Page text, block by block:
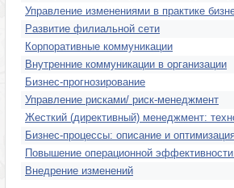
Управление изменениями в практике
Развитие филиальной сети
Корпоративные коммуникации
Внутренние коммуникации в организации
Бизнес-прогнозирование
Управление рисками/ риск-менеджмент
Жесткий (директивный) менеджмент:
Бизнес-процессы: описание и
Повышение операционной
Внедрение изменений